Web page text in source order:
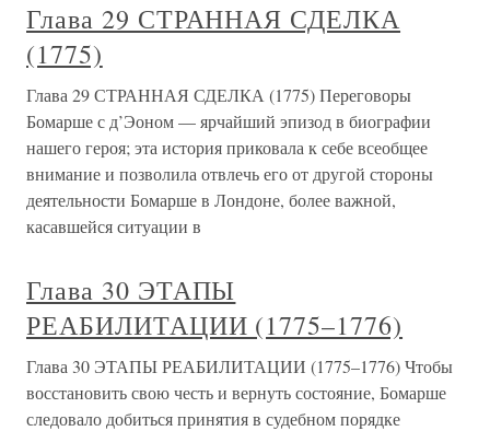
Глава 29 СТРАННАЯ СДЕЛКА
(1775)
Глава 29 СТРАННАЯ СДЕЛКА (1775) Переговоры
Бомарше с д’Эоном — ярчайший эпизод в биографии
нашего героя; эта история приковала к себе всеобщее
внимание и позволила отвлечь его от другой стороны
деятельности Бомарше в Лондоне, более важной,
касавшейся ситуации в
Глава 30 ЭТАПЫ
РЕАБИЛИТАЦИИ (1775–1776)
Глава 30 ЭТАПЫ РЕАБИЛИТАЦИИ (1775–1776) Чтобы
восстановить свою честь и вернуть состояние, Бомарше
следовало добиться принятия в судебном порядке